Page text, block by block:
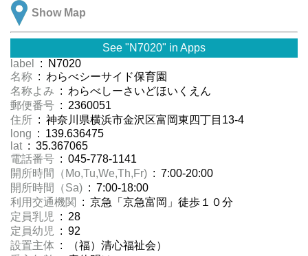
Show Map
See "N7020" in Apps
label
: N7020
名称 : わらべシーサイド保育園
名称よみ : わらべしーさいどほいくえん
郵便番号 : 2360051
住所 : 神奈川県横浜市金沢区富岡東四丁目13-4
long : 139.636475
lat : 35.367065
電話番号 : 045-778-1141
開所時間（Mo,Tu,We,Th,Fr) : 7:00-20:00
開所時間（Sa) : 7:00-18:00
利用交通機関
: 京急「京急富岡」徒歩１０分
定員乳児
: 28
定員幼児
: 92
設置主体 : （福）清心福祉会）